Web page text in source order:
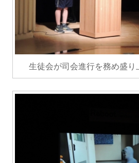
生徒会が司会進行を務め盛り